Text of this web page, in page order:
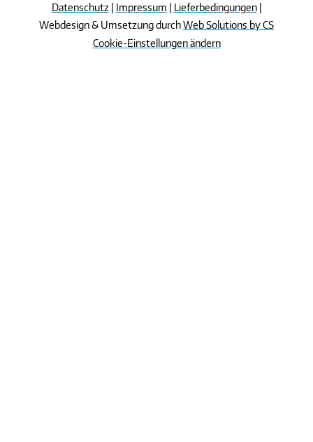
Datenschutz| Impressum Lieferbedingungen|
Webdesign & Umsetzung durchWeb Solutions by CS
Cookie-Einstellungen ändern